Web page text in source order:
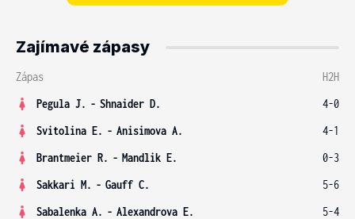
Zajímavé zápasy
Zápas
H2H
Pegula J. - Shnaider D.
4-0
Svitolina E. - Anisimova A.
4-1
Brantmeier R. - Mandlik E.
0-3
Sakkari M. - Gauff C.
5-6
Sabalenka A. - Alexandrova E.
5-4